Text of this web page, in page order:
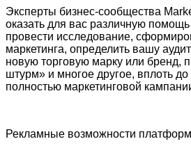
Эксперты бизнес-сообщества
оказать для вас различную помощь
провести исследование,
маркетинга, определить вашу
новую торговую марку или бренд,
штурм» и многое другое, вплоть
полностью маркетинговой
Рекламные возможности